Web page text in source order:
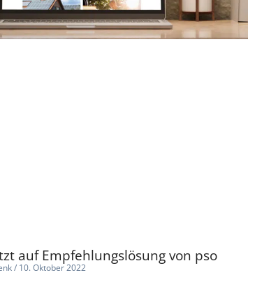
auf Empfehlungslösung von pso
10. Oktober 2022